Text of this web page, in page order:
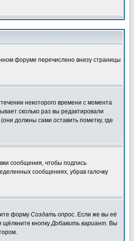
форуме перечислено внизу страницы
некоторого времени с момента
сколько раз вы редактировали
должны сами оставить пометку, где
сообщения, чтобы подпись
сообщениях, убрав галочку
форму Создать опрос. Если же вы её
щёлкните кнопкуДобавить вариант. Вы